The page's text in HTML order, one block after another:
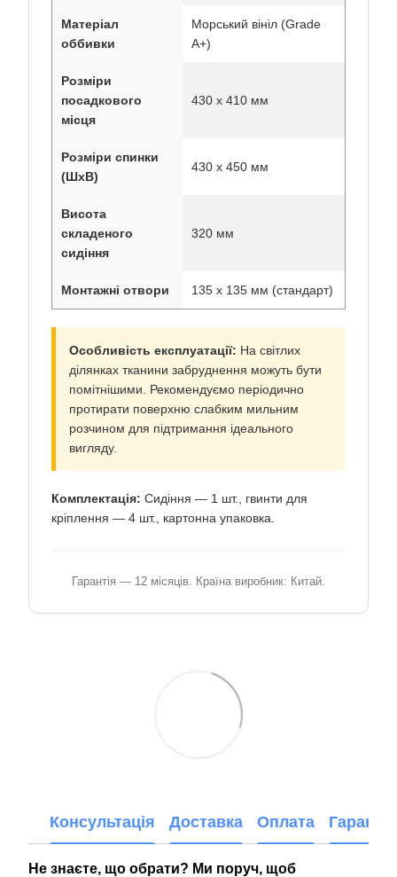
Матеріал
оббивки
Морський вініл (Grade
A+)
Розміри
посадкового
місця
430 х 410 мм
Розміри спинки
(ШхВ)
430 х 450 мм
Висота
складеного
сидіння
320 мм
Монтажні отвори 135 х 135 мм (стандарт)
Особливість експлуатації: На світлих
ділянках тканини забруднення можуть бути
помітнішими. Рекомендуємо періодично
протирати поверхню слабким мильним
розчином для підтримання ідеального
вигляду.
Комплектація: Сидіння — 1 шт., гвинти для
кріплення — 4 шт., картонна упаковка.
Гарантія — 12 місяців. Країна виробник: Китай.
Консультація Доставка Оплата Гарантія
Не знаєте, що обрати? Ми поруч, щоб